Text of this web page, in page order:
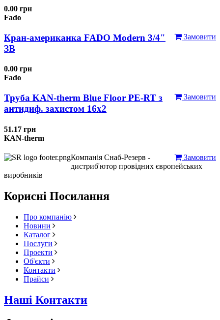
0.00 грн
Fado
Замовити
Кран-американка FADO Modern 3/4"
ЗВ
0.00 грн
Fado
Замовити
Труба KAN-therm Blue Floor PE-RT з
антидиф. захистом 16х2
51.17 грн
KAN-therm
Замовити
Компанія Снаб-Резерв -
дистриб'ютор провідних європейських
виробників
Корисні Посилання
Про компанію
Новини
Каталог
Послуги
Проекти
Об'єкти
Контакти
Прайси
Наші Контакти